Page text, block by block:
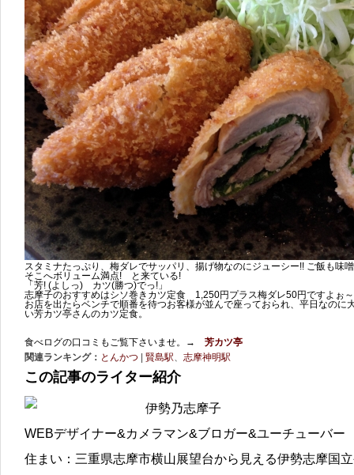
スタミナたっぷり、梅ダレでサッパリ、揚げ物なのにジューシー!! ご飯も味
そこへボリューム満点! と来ている!
「芳! (よしっ) カツ(勝つ)でっ!」
志摩子のおすすめはシソ巻きカツ定食 1,250円プラス梅ダレ50円ですよぉ
お店を出たらベンチで順番を待つお客様が並んで座っておられ、平日なの
い芳カツ亭さんのカツ定食。
食べログの口コミもご覧下さいませ。→ 芳カツ亭
関連ランキング： とんかつ 賢島駅、 志摩神明駅
この記事のライター紹介
伊勢乃志摩子
WEBデザイナー&カメラマン&ブロガー&ユーチューバー
住まい：三重県志摩市横山展望台から見える伊勢志摩国